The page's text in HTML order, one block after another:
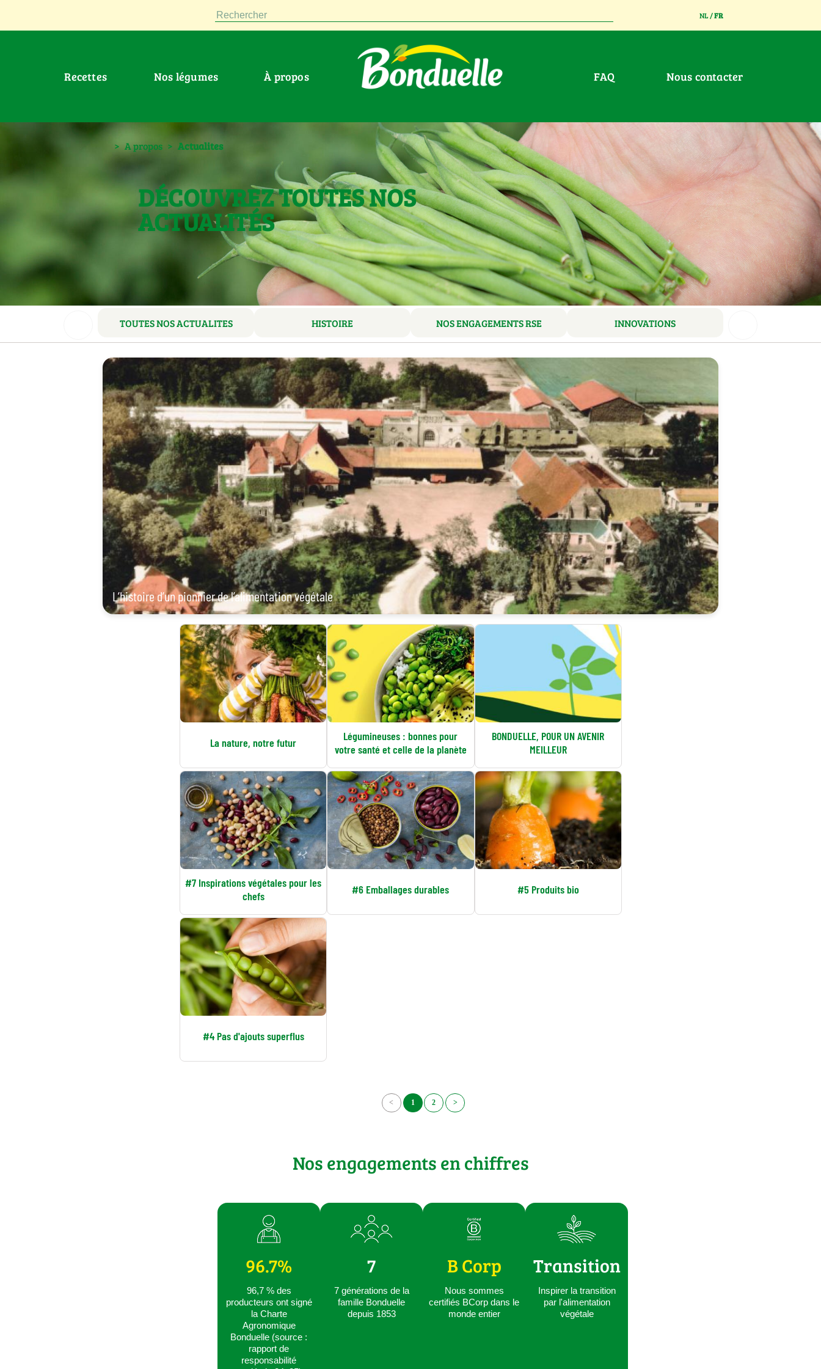
Rechercher NL /FR
Recettes Nos légumes À propos FAQ Nous contacter
> A propos > Actualites
DÉCOUVREZ TOUTES NOS
ACTUALITÉS
TOUTES NOS ACTUALITES HISTOIRE NOS ENGAGEMENTS RSE INNOVATIONS
L’histoire d’un pionnier de l’alimentation végétale
La nature, notre futur
Légumineuses : bonnes pour
votre santé et celle de la planète
BONDUELLE, POUR UN AVENIR
MEILLEUR
#7 Inspirations végétales pour les
chefs
#6 Emballages durables #5 Produits bio
#4 Pas d'ajouts superflus
< 1 2 >
Nos engagements en chiffres
96.7%
96,7 % des
producteurs ont signé
la Charte
Agronomique
Bonduelle (source :
rapport de
responsabilité
7
7 générations de la
famille Bonduelle
depuis 1853
B Corp
Nous sommes
certifiés BCorp dans le
monde entier
Transition
Inspirer la transition
par l'alimentation
végétale